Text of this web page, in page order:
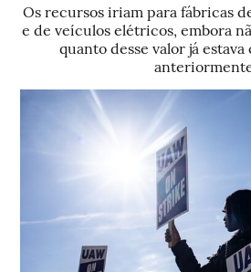
Os recursos iriam para fábricas
e de veículos elétricos, embora
quanto desse valor já